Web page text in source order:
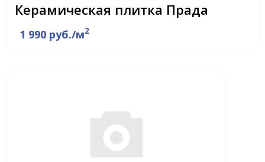
Керамическая плитка Прада
1 990 руб./м2